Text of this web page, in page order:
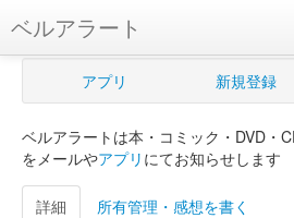
ベルアラート
ベルアラートとは
新規登録
ログイン
アプリ 新規登録
ベルアラートは本・コミック・DVD・
をメールやアプリ にてお知らせします
詳細 所有管理・感想を書く